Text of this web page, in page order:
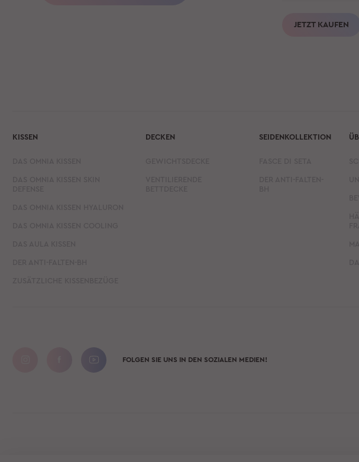
JETZT KAUFEN
KISSEN DECKEN SEIDENKOLLEKTION
FOLGEN SIE UNS IN DEN SOZIALEN MEDIEN!